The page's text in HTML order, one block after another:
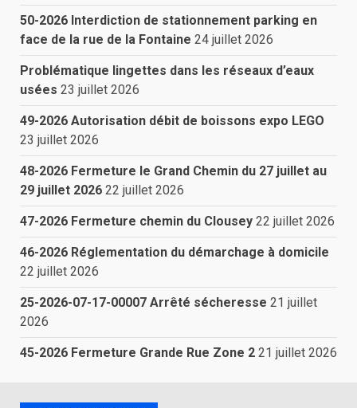
50-2026 Interdiction de stationnement parking en
face de la rue de la Fontaine 24 juillet 2026
Problématique lingettes dans les réseaux d’eaux
usées 23 juillet 2026
49-2026 Autorisation débit de boissons expo LEGO
23 juillet 2026
48-2026 Fermeture le Grand Chemin du 27 juillet au
29 juillet 2026 22 juillet 2026
47-2026 Fermeture chemin du Clousey 22 juillet 2026
46-2026 Réglementation du démarchage à domicile
22 juillet 2026
25-2026-07-17-00007 Arrêté sécheresse 21 juillet
2026
45-2026 Fermeture Grande Rue Zone 2 21 juillet 2026